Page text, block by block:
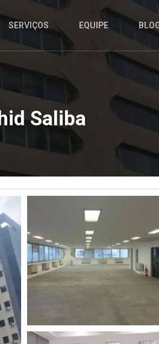
SERVIÇOS EQUIPE
Saliba